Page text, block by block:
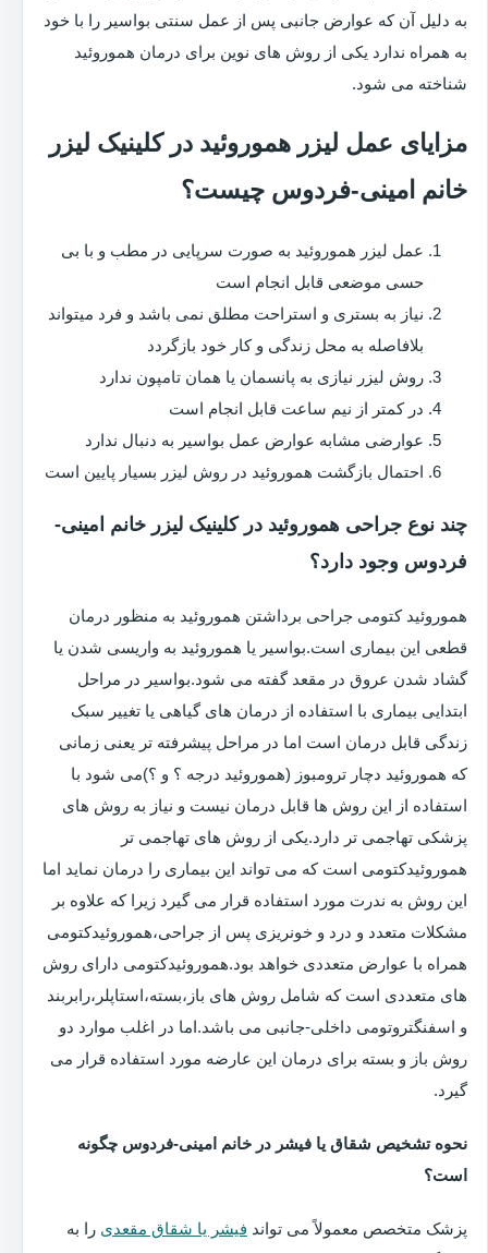
به دلیل آن که عوارض جانبی پس از عمل سنتی بواسیر را با خود
به همراه ندارد یکی از روش های نوین برای درمان هموروئید
شناخته می شود.
مزایای عمل لیزر هموروئید در کلینیک لیزر
خانم امینی-فردوس چیست؟
عمل لیزر هموروئید به صورت سرپایی در مطب و با بی
حسی موضعی قابل انجام است
نیاز به بستری و استراحت مطلق نمی باشد و فرد میتواند
بلافاصله به محل زندگی و کار خود بازگردد
روش لیزر نیازی به پانسمان یا همان تامپون ندارد
در کمتر از نیم ساعت قابل انجام است
عوارضی مشابه عوارض عمل بواسیر به دنبال ندارد
احتمال بازگشت هموروئید در روش لیزر بسیار پایین است
چند نوع جراحی هموروئید در کلینیک لیزر خانم امینی-
فردوس وجود دارد؟
هموروئید کتومی جراحی برداشتن هموروئید به منظور درمان
قطعی این بیماری است.بواسیر یا هموروئید به واریسی شدن یا
گشاد شدن عروق در مقعد گفته می شود.بواسیر در مراحل
ابتدایی بیماری با استفاده از درمان های گیاهی یا تغییر سبک
زندگی قابل درمان است اما در مراحل پیشرفته تر یعنی زمانی
که هموروئید دچار ترومبوز (هموروئید درجه ؟ و ؟)می شود با
استفاده از این روش ها قابل درمان نیست و نیاز به روش های
پزشکی تهاجمی تر دارد.یکی از روش های تهاجمی تر
هموروئیدکتومی است که می تواند این بیماری را درمان نماید اما
این روش به ندرت مورد استفاده قرار می گیرد زیرا که علاوه بر
مشکلات متعدد و درد و خونریزی پس از جراحی،هموروئیدکتومی
همراه با عوارض متعددی خواهد بود.هموروئیدکتومی دارای روش
های متعددی است که شامل روش های باز،بسته،استاپلر،رابربند
و اسفنگتروتومی داخلی-جانبی می باشد.اما در اغلب موارد دو
روش باز و بسته برای درمان این عارضه مورد استفاده قرار می
گیرد.
نحوه تشخیص شقاق یا فیشر در خانم امینی-فردوس چگونه
است؟
پزشک متخصص معمولاً می تواند فیشر یا شقاق مقعدی را به